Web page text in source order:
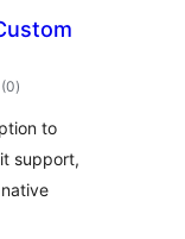
(0total
de
)
to
support,